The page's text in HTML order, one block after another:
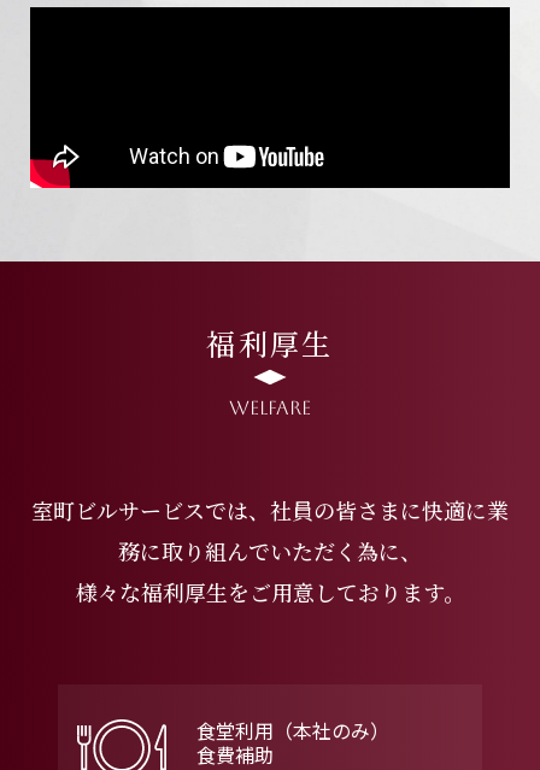
福利厚生
Welfare
室町ビルサービスでは、社員の皆さまに快適に業
務に取り組んでいただく為に、
様々な福利厚生をご用意しております。
食堂利用（本社のみ）
食費補助